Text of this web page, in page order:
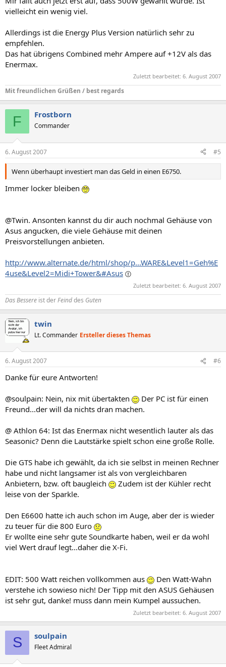
vielleicht ein wenig viel.
Allerdings ist die Energy Plus Version natürlich sehr zu
empfehlen.
Das hat übrigens Combined mehr Ampere auf +12V als das
Enermax.
Zuletzt bearbeitet: 6. August 2007
Mit freundlichen Grüßen / best regards
F Frostborn
Commander
6. August 2007 #5
Wenn überhaupt investiert man das Geld in einen E6750.
Immer locker bleiben
@Twin. Ansonten kannst du dir auch nochmal Gehäuse von
Asus angucken, die viele Gehäuse mit deinen
Preisvorstellungen anbieten.
http://www.alternate.de/html/shop/p...WARE&Level1=Geh%E
4use&Level2=Midi+Tower&#Asus
Zuletzt bearbeitet: 6. August 2007
Das Bessere ist derFeinddes Guten
twin
Lt. Commander Ersteller dieses Themas
6. August 2007 #6
Danke für eure Antworten!
@soulpain: Nein, nix mit übertakten
Der PC ist für einen
Freund...der will da nichts dran machen.
@ Athlon 64: Ist das Enermax nicht wesentlich lauter als das
Seasonic? Denn die Lautstärke spielt schon eine große Rolle.
Die GTS habe ich gewählt, da ich sie selbst in meinen Rechner
habe und nicht langsamer ist als von vergleichbaren
Anbietern, bzw. oft baugleich
Zudem ist der Kühler recht
leise von der Sparkle.
Den E6600 hatte ich auch schon im Auge, aber der is wieder
zu teuer für die 800 Euro
Er wollte eine sehr gute Soundkarte haben, weil er da wohl
viel Wert drauf legt...daher die X-Fi.
EDIT: 500 Watt reichen vollkommen aus
Den Watt-Wahn
verstehe ich sowieso nich! Der Tipp mit den ASUS Gehäusen
ist sehr gut, danke! muss dann mein Kumpel aussuchen.
Zuletzt bearbeitet: 6. August 2007
S soulpain
Fleet Admiral